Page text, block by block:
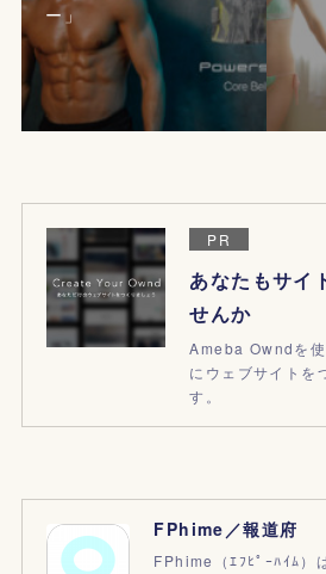
ー」
PR
あなたもサイ
せんか
Ameba Owndを
にウェブサイトを
す。
FPhime／報道府
FPhime（ｴﾌﾋﾟｰﾊｲﾑ）